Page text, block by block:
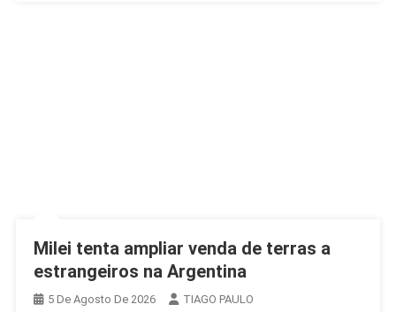
Milei tenta ampliar venda de terras a
estrangeiros na Argentina
5 De Agosto De 2026
TIAGO PAULO